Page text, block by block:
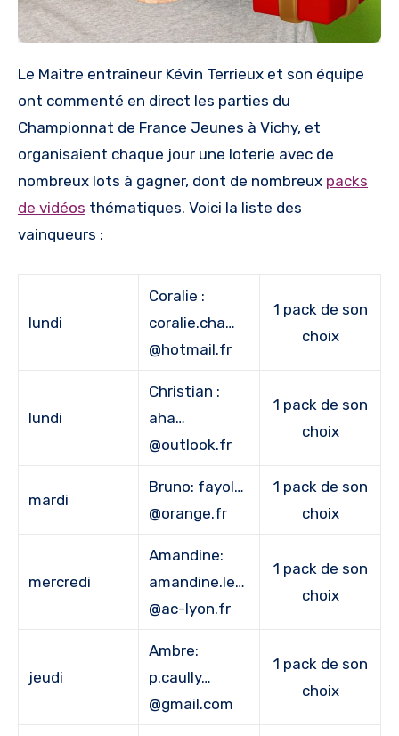
Le Maître entraîneur Kévin Terrieux et son équipe
ont commenté en direct les parties du
Championnat de France Jeunes à Vichy, et
organisaient chaque jour une loterie avec de
nombreux lots à gagner, dont de nombreux packs
de vidéos thématiques. Voici la liste des
vainqueurs :
lundi
Coralie :
coralie.cha…
@hotmail.fr
1 pack de son
choix
lundi
Christian :
aha…
@outlook.fr
1 pack de son
choix
mardi
Bruno: fayol…
@orange.fr
1 pack de son
choix
mercredi
Amandine:
amandine.le…
@ac-lyon.fr
1 pack de son
choix
jeudi
Ambre:
p.caully…
@gmail.com
1 pack de son
choix